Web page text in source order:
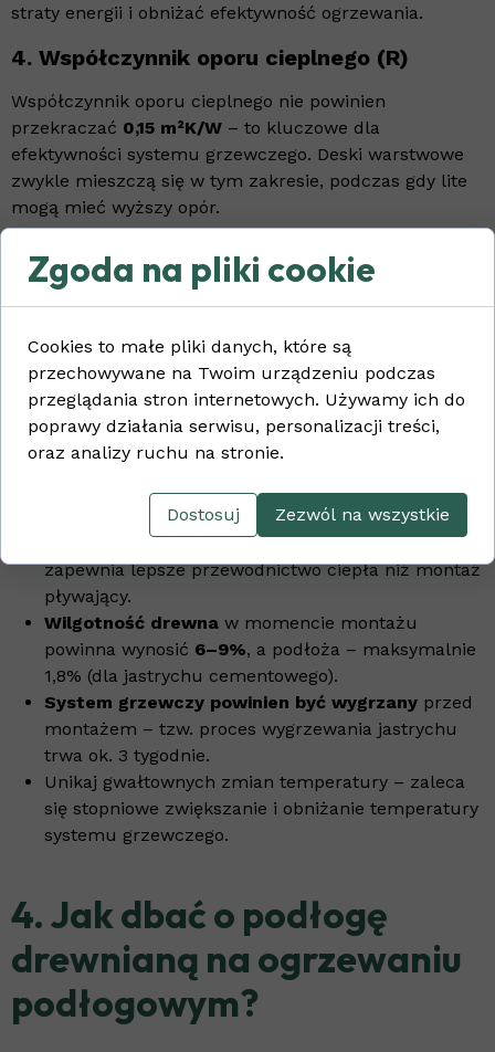
straty energii i obniżać efektywność ogrzewania.
4. Współczynnik oporu cieplnego (R)
Współczynnik oporu cieplnego nie powinien
przekraczać 0,15 m²K/W – to kluczowe dla
efektywności systemu grzewczego. Deski warstwowe
zwykle mieszczą się w tym zakresie, podczas gdy lite
mogą mieć wyższy opór.
3. Montaż podłogi
drewnianej na ogrzewaniu
podłogowym – na co
zwrócić uwagę?
kluczowych zasad:
Zalecany montaż to klejenie do podłoża, które
zapewnia lepsze przewodnictwo ciepła niż montaż
pływający.
Wilgotność drewna w momencie montażu
powinna wynosić 6–9%, a podłoża – maksymalnie
1,8% (dla jastrychu cementowego).
System grzewczy powinien być wygrzany przed
montażem – tzw. proces wygrzewania jastrychu
trwa ok. 3 tygodnie.
Unikaj gwałtownych zmian temperatury – zaleca
się stopniowe zwiększanie i obniżanie temperatury
systemu grzewczego.
4. Jak dbać o podłogę
drewnianą na ogrzewaniu
podłogowym?
Zgoda na pliki cookie
Cookies to małe pliki danych, które są
przechowywane na Twoim urządzeniu podczas
przeglądania stron internetowych. Używamy ich do
poprawy działania serwisu, personalizacji treści,
oraz analizy ruchu na stronie.
Dostosuj Zezwól na wszystkie